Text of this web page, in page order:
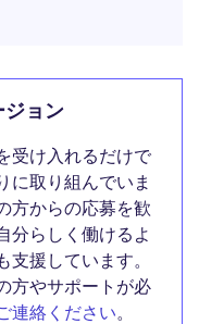
ジョン
受け入れるだけで
に取り組んでいま
方からの応募を歓
分らしく働けるよ
援しています。
方やサポートが必
連絡ください。